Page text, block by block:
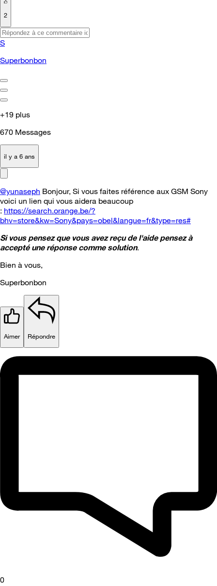
2
S
Superbonbon
+19 plus
670 Messages
il y a 6 ans
@yunaseph Bonjour, Si vous faites référence aux GSM Sony
voici un lien qui vous aidera beaucoup
: https://search.orange.be/?
bhv=store&kw=Sony&pays=obel&langue=fr&type=res#
Si vous pensez que vous avez reçu de l'aide pensez à
accepté une réponse comme solution.
Bien à vous,
Superbonbon
Aimer Répondre
0